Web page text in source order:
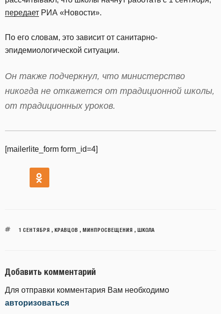
передает РИА «Новости».
По его словам, это зависит от санитарно-
эпидемиологической ситуации.
Он также подчеркнул, что министерство
никогда не откажется от традиционной школы,
от традиционных уроков.
[mailerlite_form form_id=4]
1 СЕНТЯБРЯ , КРАВЦОВ , МИНПРОСВЕЩЕНИЯ , ШКОЛА
Добавить комментарий
Для отправки комментария Вам необходимо
авторизоваться